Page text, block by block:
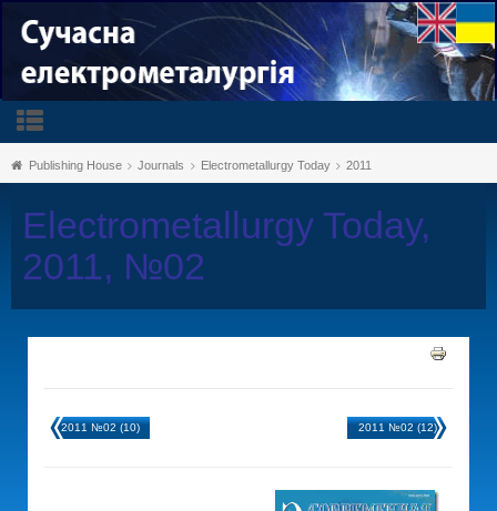
Publishing House Journals Electrometallurgy Today 2011
Electrometallurgy Today,
2011, №02
2011 №02 (10) 2011 №02 (12)